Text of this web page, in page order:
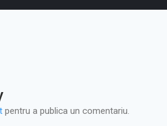
pentru a publica un comentariu.